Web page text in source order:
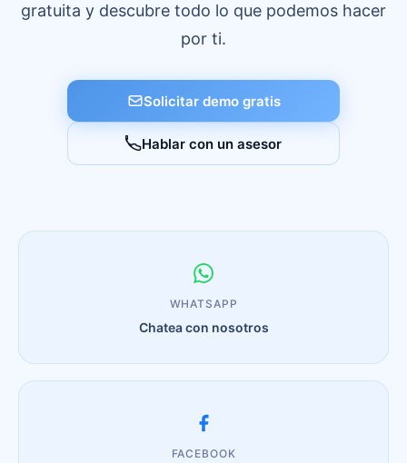
gratuita y descubre todo lo que podemos hacer
por ti.
Solicitar demo gratis
Hablar con un asesor
WHATSAPP
Chatea con nosotros
FACEBOOK